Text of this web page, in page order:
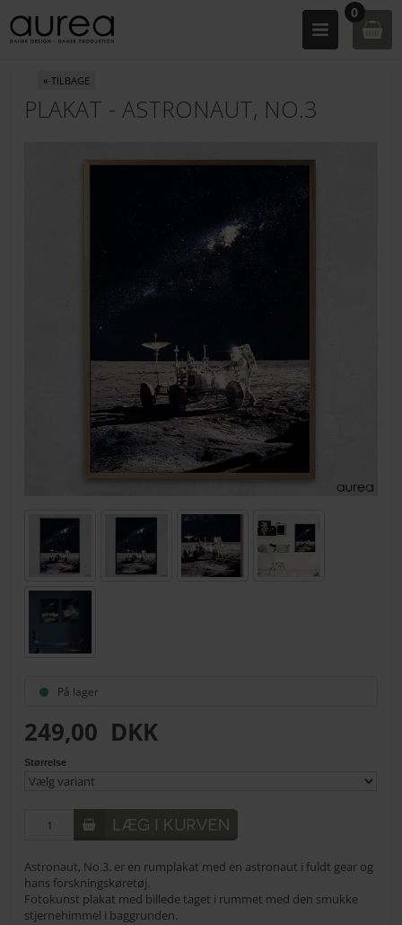
0
«-TILBAGE
PLAKAT - ASTRONAUT, NO.3
På lager
249,00 DKK
Størrelse
Astronaut, No.3. er en rumplakat med en astronaut i fuldt gear og
hans forskningskøretøj.
Fotokunst plakat med billede taget i rummet med den smukke
stjernehimmel i baggrunden.